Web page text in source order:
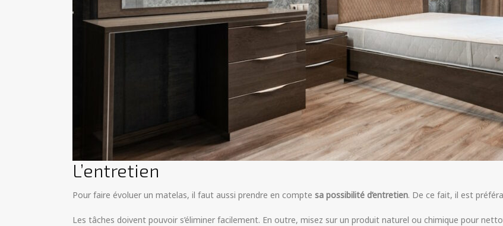
L’entretien
Pour faire évoluer un matelas, il faut aussi prendre en compte sa possibilité d’entretien. De ce fait, il est
Les tâches doivent pouvoir s’éliminer facilement. En outre, misez sur un produit naturel ou chimique pour